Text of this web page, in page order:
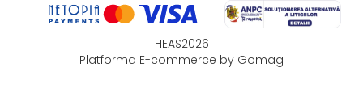
HEAS2026
Platforma E-commerce by Gomag